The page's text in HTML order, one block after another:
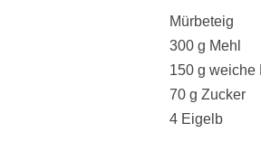
Mürbeteig
300 g Mehl
150 g weiche
70 g Zucker
4 Eigelb